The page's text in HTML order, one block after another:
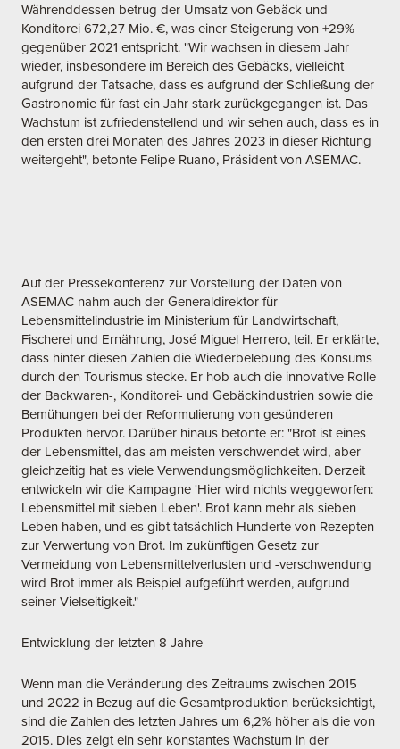
Währenddessen betrug der Umsatz von Gebäck und
Konditorei 672,27 Mio. €, was einer Steigerung von +29%
gegenüber 2021 entspricht. "Wir wachsen in diesem Jahr
wieder, insbesondere im Bereich des Gebäcks, vielleicht
aufgrund der Tatsache, dass es aufgrund der Schließung der
Gastronomie für fast ein Jahr stark zurückgegangen ist. Das
Wachstum ist zufriedenstellend und wir sehen auch, dass es in
den ersten drei Monaten des Jahres 2023 in dieser Richtung
weitergeht", betonte Felipe Ruano, Präsident von ASEMAC.
Auf der Pressekonferenz zur Vorstellung der Daten von
ASEMAC nahm auch der Generaldirektor für
Lebensmittelindustrie im Ministerium für Landwirtschaft,
Fischerei und Ernährung, José Miguel Herrero, teil. Er erklärte,
dass hinter diesen Zahlen die Wiederbelebung des Konsums
durch den Tourismus stecke. Er hob auch die innovative Rolle
der Backwaren-, Konditorei- und Gebäckindustrien sowie die
Bemühungen bei der Reformulierung von gesünderen
Produkten hervor. Darüber hinaus betonte er: "Brot ist eines
der Lebensmittel, das am meisten verschwendet wird, aber
gleichzeitig hat es viele Verwendungsmöglichkeiten. Derzeit
entwickeln wir die Kampagne 'Hier wird nichts weggeworfen:
Lebensmittel mit sieben Leben'. Brot kann mehr als sieben
Leben haben, und es gibt tatsächlich Hunderte von Rezepten
zur Verwertung von Brot. Im zukünftigen Gesetz zur
Vermeidung von Lebensmittelverlusten und -verschwendung
wird Brot immer als Beispiel aufgeführt werden, aufgrund
seiner Vielseitigkeit."
Entwicklung der letzten 8 Jahre
Wenn man die Veränderung des Zeitraums zwischen 2015
und 2022 in Bezug auf die Gesamtproduktion berücksichtigt,
sind die Zahlen des letzten Jahres um 6,2% höher als die von
2015. Dies zeigt ein sehr konstantes Wachstum in der